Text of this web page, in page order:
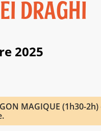
DRAGHI
2025
MAGIQUE (1h30-